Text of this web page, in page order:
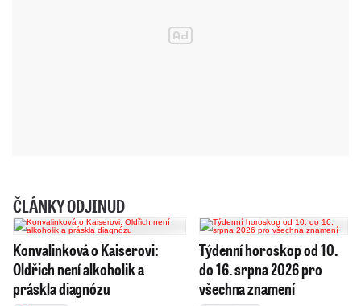
ČLÁNKY ODJINUD
Konvalinková o Kaiserovi:
Oldřich není alkoholik a
práskla diagnózu
Týdenní horoskop od 10.
do 16. srpna 2026 pro
všechna znamení